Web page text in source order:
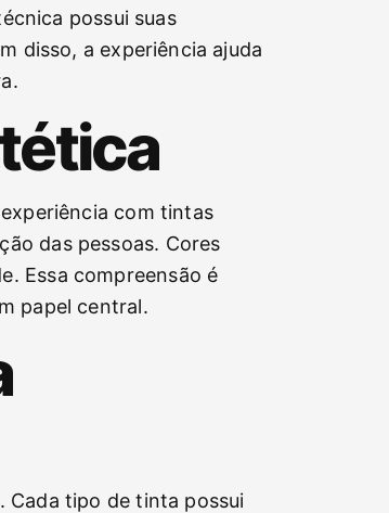
possui suas
disso, a experiência ajuda
com tintas
das pessoas. Cores
Essa compreensão é
papel central.
Cada tipo de tinta possui